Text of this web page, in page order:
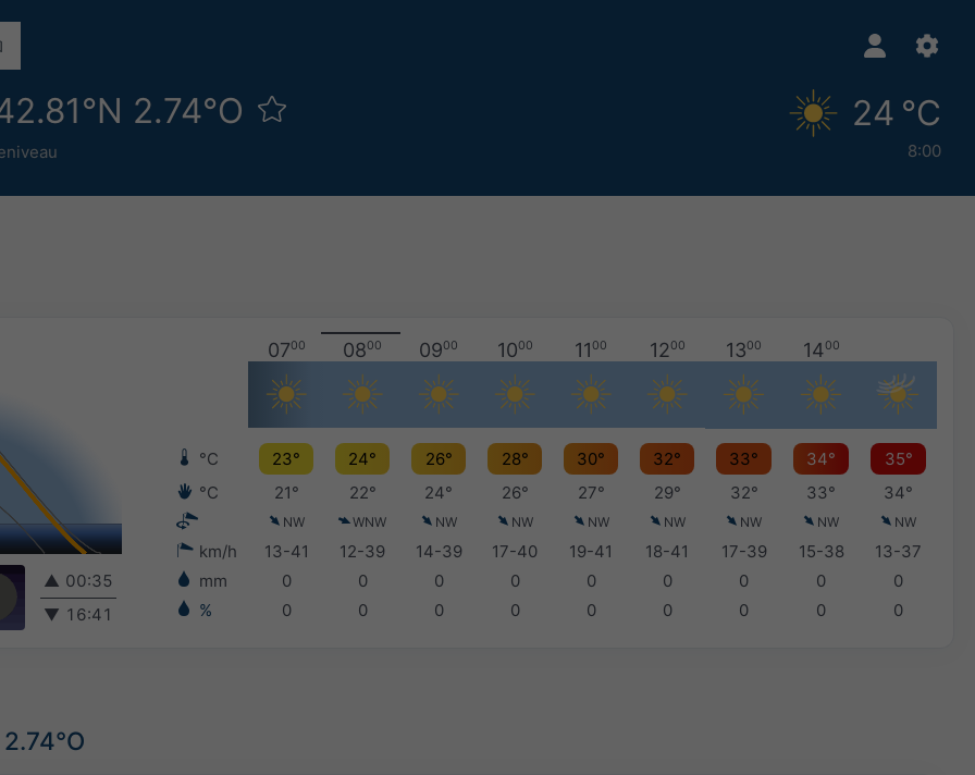
2.74°O 24 °C
8:00
▲ 00:35
▼ 16:41
0700 0800 0900 1000 1100 1200 1300 1400
°C 23° 24° 26° 28° 30° 32° 33° 34°
35°
°C
21° 22° 24° 26° 27° 29° 32° 33° 34°
NW WNW NW NW NW NW NW NW NW
km/h 13-41 12-39 14-39 17-40 19-41 18-41 17-39 15-38
13-37
mm
0 0 0 0 0 0 0 0
0
%
0 0 0 0 0 0 0 0 0